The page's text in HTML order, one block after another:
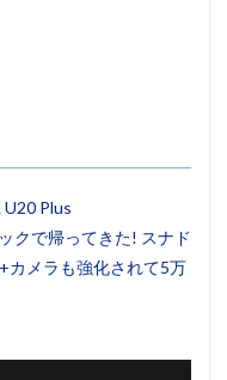
Plus
クで帰ってきた! スナド
カメラも強化されて5万